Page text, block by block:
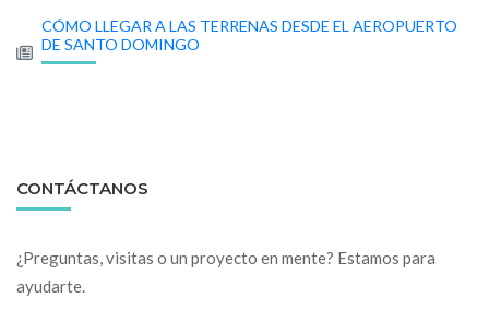
CÓMO LLEGAR A LAS TERRENAS DESDE EL AEROPUERTO
DE SANTO DOMINGO
CONTÁCTANOS
¿Preguntas, visitas o un proyecto en mente? Estamos para
ayudarte.